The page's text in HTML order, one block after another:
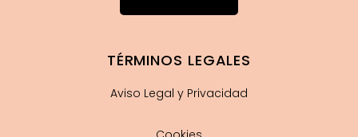
TÉRMINOS LEGALES
Aviso Legal y Privacidad